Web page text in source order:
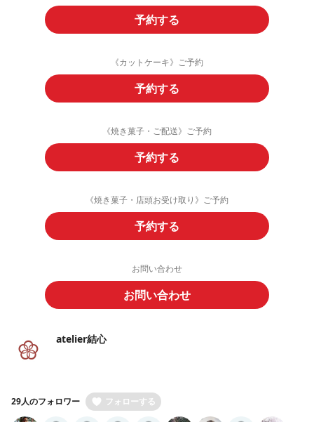
予約する
《カットケーキ》ご予約
予約する
《焼き菓子・ご配送》ご予約
予約する
《焼き菓子・店頭お受け取り》ご予約
予約する
お問い合わせ
お問い合わせ
atelier結心
29人のフォロワー フォローする